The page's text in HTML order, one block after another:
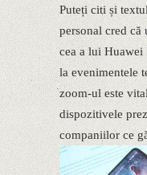
Puteți citi și
personal cred că
cea a lui Huawei
la evenimentele
zoom-ul este
dispozitivele
companiilor ce